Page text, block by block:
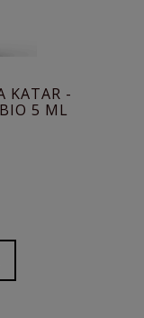
KATAR -
5 ML